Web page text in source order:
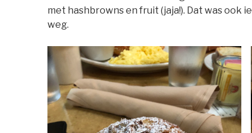
met hashbrowns en fruit (jaja!). Dat was ook
weg.